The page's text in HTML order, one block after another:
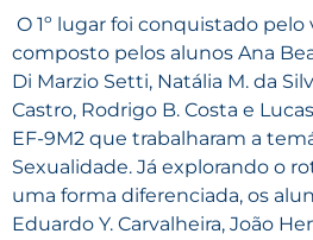
O 1º lugar foi conquistado pelo
composto pelos alunos Ana
Di Marzio Setti, Natália M. da
Castro, Rodrigo B. Costa e
EF-9M2 que trabalharam a
Sexualidade. Já explorando o
uma forma diferenciada, os
Eduardo Y. Carvalheira, João